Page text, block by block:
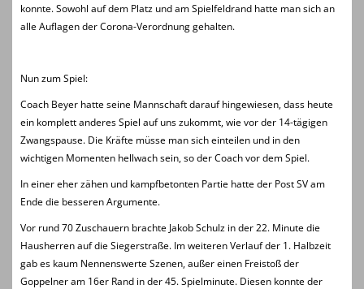
konnte. Sowohl auf dem Platz und am Spielfeldrand hatte man sich an
alle Auflagen der Corona-Verordnung gehalten.
Nun zum Spiel:
Coach Beyer hatte seine Mannschaft darauf hingewiesen, dass heute
ein komplett anderes Spiel auf uns zukommt, wie vor der 14-tägigen
Zwangspause. Die Kräfte müsse man sich einteilen und in den
wichtigen Momenten hellwach sein, so der Coach vor dem Spiel.
In einer eher zähen und kampfbetonten Partie hatte der Post SV am
Ende die besseren Argumente.
Vor rund 70 Zuschauern brachte Jakob Schulz in der 22. Minute die
Hausherren auf die Siegerstraße. Im weiteren Verlauf der 1. Halbzeit
gab es kaum Nennenswerte Szenen, außer einen Freistoß der
Goppelner am 16er Rand in der 45. Spielminute. Diesen konnte der